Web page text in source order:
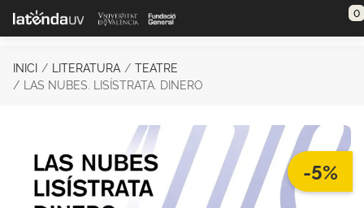
Saltar al contenido principal 0
INICI LITERATURA
TEATRE
LAS NUBES. LISÍSTRATA. DINERO
-5%